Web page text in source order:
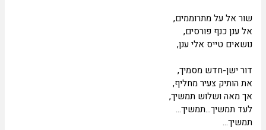
אל על מתרוממים,
ענן כנף פורסים,
טייס אלי ענן,
ישן-חדש מסמיך,
הותיק צעיר מחליף,
מאה ושלוש תמשיך,
תמשיך…תמשיך…